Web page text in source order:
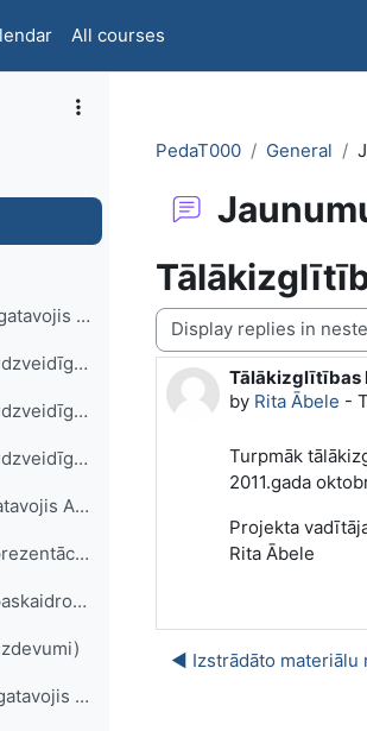
All courses
Pirmā nodarbība - sagatavojis Andrejs Mūrnieks
Kultūras jēdziena daudzveidīgā izpratne (prezentācija)
Kultūras jēdziena daudzveidīgā izpratne (paskaidrojums)
Kultūras jēdziena daudzveidīgā izpratne (uzdevumi)
Otrā nodarbība - sagatavojis Andrejs Mūrnieks
Kultūras definīcijas (prezentācija)
Kultūras definīcijas (paskaidrojums)
Trešā nodarbība - sagatavojis Andrejs Mūrnieks
PedaT000 General
Display mode
Tālākizglītības
by Rita Ābele -
Number of
Turpmāk
2011.gada
Projekta
Rita Ābele
◀︎ Izstrādāto materiālu